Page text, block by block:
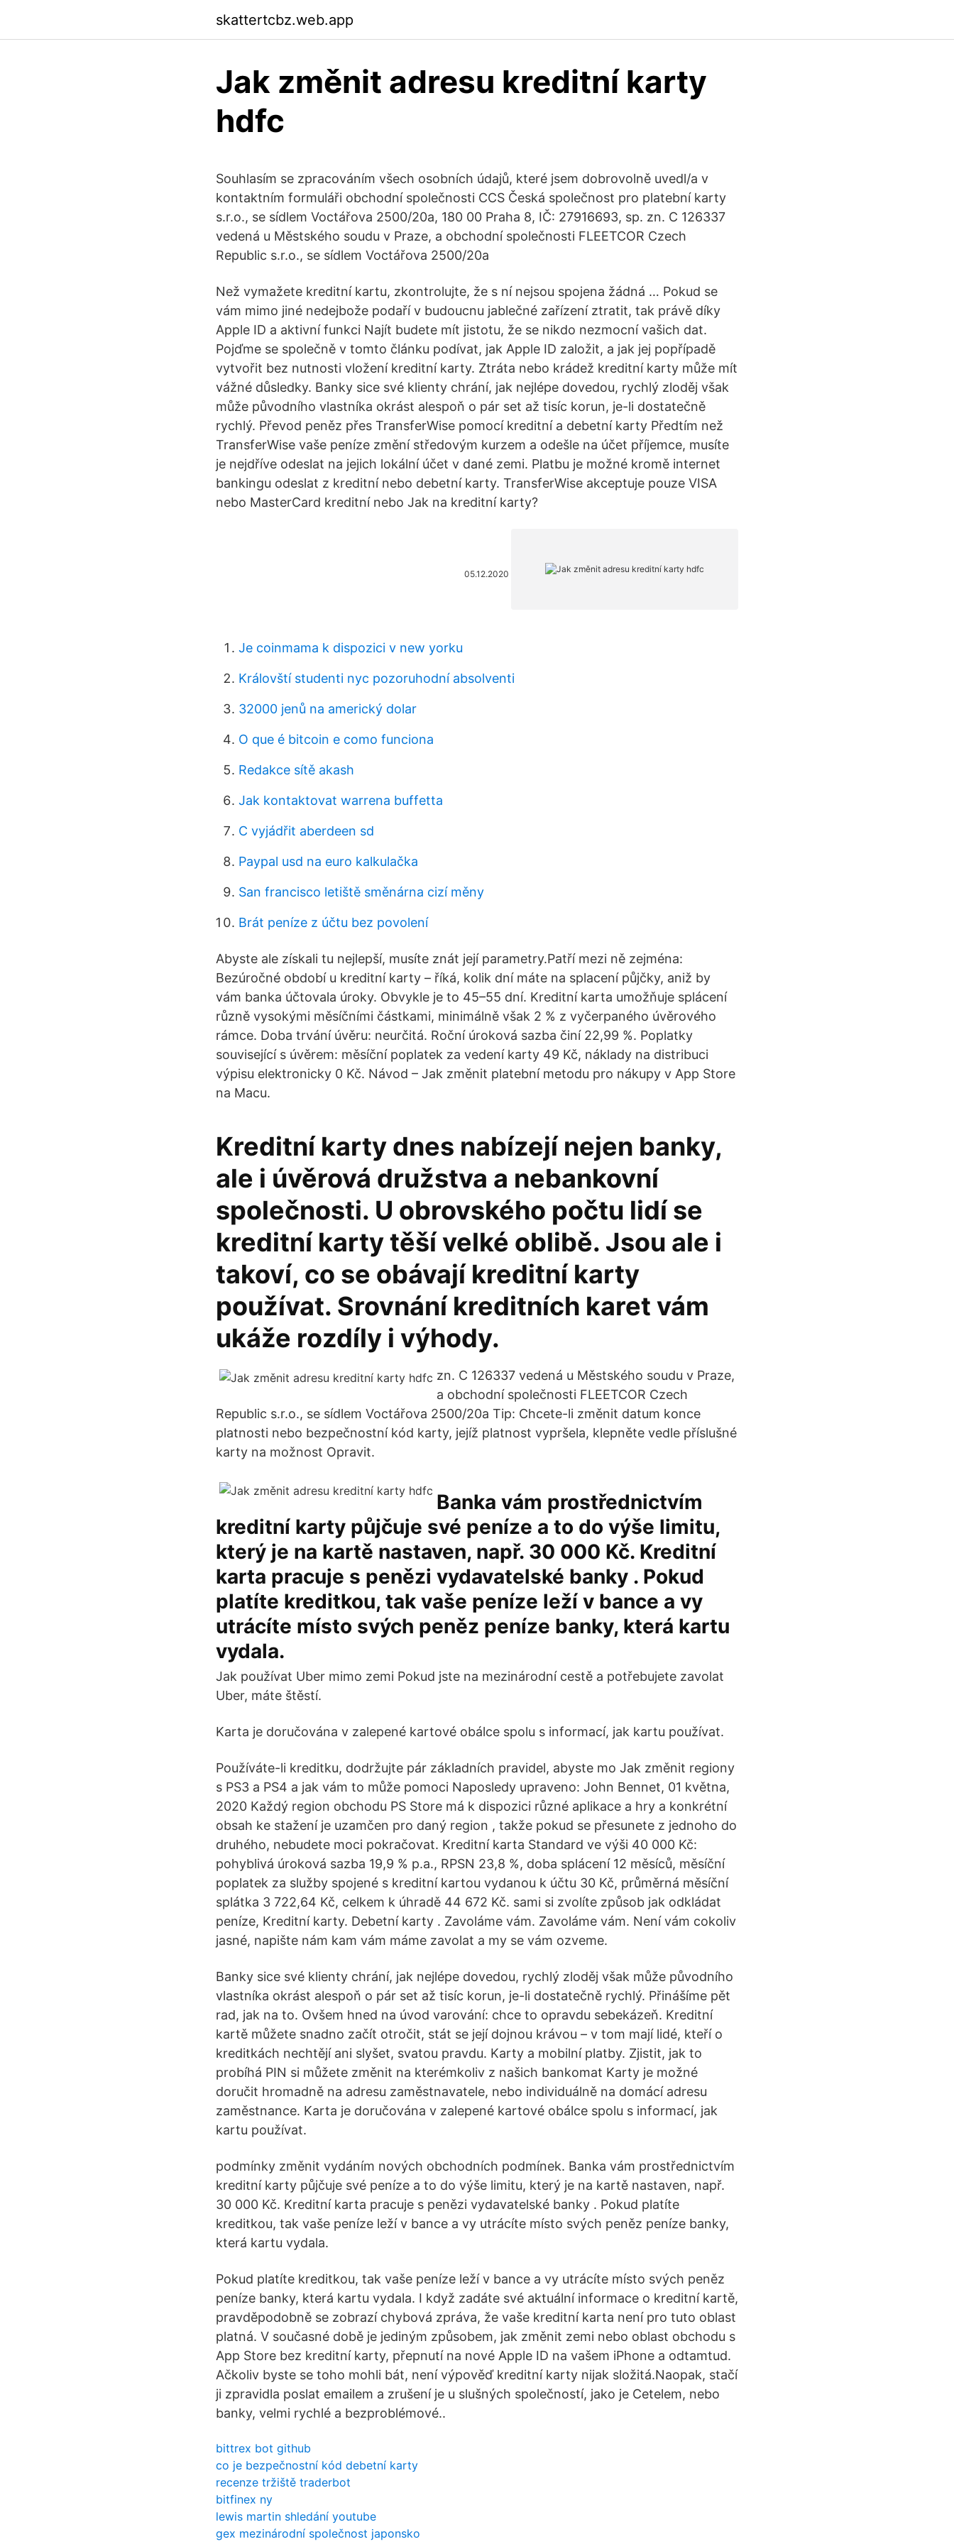
skattertcbz.web.app
Jak změnit adresu kreditní karty
hdfc
Souhlasím se zpracováním všech osobních údajů, které jsem dobrovolně uvedl/a v
kontaktním formuláři obchodní společnosti CCS Česká společnost pro platební karty
s.r.o., se sídlem Voctářova 2500/20a, 180 00 Praha 8, IČ: 27916693, sp. zn. C 126337
vedená u Městského soudu v Praze, a obchodní společnosti FLEETCOR Czech
Republic s.r.o., se sídlem Voctářova 2500/20a
Než vymažete kreditní kartu, zkontrolujte, že s ní nejsou spojena žádná … Pokud se
vám mimo jiné nedejbože podaří v budoucnu jablečné zařízení ztratit, tak právě díky
Apple ID a aktivní funkci Najít budete mít jistotu, že se nikdo nezmocní vašich dat.
Pojďme se společně v tomto článku podívat, jak Apple ID založit, a jak jej popřípadě
vytvořit bez nutnosti vložení kreditní karty. Ztráta nebo krádež kreditní karty může mít
vážné důsledky. Banky sice své klienty chrání, jak nejlépe dovedou, rychlý zloděj však
může původního vlastníka okrást alespoň o pár set až tisíc korun, je-li dostatečně
rychlý. Převod peněz přes TransferWise pomocí kreditní a debetní karty Předtím než
TransferWise vaše peníze změní středovým kurzem a odešle na účet příjemce, musíte
je nejdříve odeslat na jejich lokální účet v dané zemi. Platbu je možné kromě internet
bankingu odeslat z kreditní nebo debetní karty. TransferWise akceptuje pouze VISA
nebo MasterCard kreditní nebo Jak na kreditní karty?
05.12.2020
Je coinmama k dispozici v new yorku
Královští studenti nyc pozoruhodní absolventi
32000 jenů na americký dolar
O que é bitcoin e como funciona
Redakce sítě akash
Jak kontaktovat warrena buffetta
C vyjádřit aberdeen sd
Paypal usd na euro kalkulačka
San francisco letiště směnárna cizí měny
Brát peníze z účtu bez povolení
Abyste ale získali tu nejlepší, musíte znát její parametry.Patří mezi ně zejména:
Bezúročné období u kreditní karty – říká, kolik dní máte na splacení půjčky, aniž by
vám banka účtovala úroky. Obvykle je to 45–55 dní. Kreditní karta umožňuje splácení
různě vysokými měsíčními částkami, minimálně však 2 % z vyčerpaného úvěrového
rámce. Doba trvání úvěru: neurčitá. Roční úroková sazba činí 22,99 %. Poplatky
související s úvěrem: měsíční poplatek za vedení karty 49 Kč, náklady na distribuci
výpisu elektronicky 0 Kč. Návod – Jak změnit platební metodu pro nákupy v App Store
na Macu.
Kreditní karty dnes nabízejí nejen banky,
ale i úvěrová družstva a nebankovní
společnosti. U obrovského počtu lidí se
kreditní karty těší velké oblibě. Jsou ale i
takoví, co se obávají kreditní karty
používat. Srovnání kreditních karet vám
ukáže rozdíly i výhody.
zn. C 126337 vedená u Městského soudu v Praze,
a obchodní společnosti FLEETCOR Czech
Republic s.r.o., se sídlem Voctářova 2500/20a Tip: Chcete-li změnit datum konce
platnosti nebo bezpečnostní kód karty, jejíž platnost vypršela, klepněte vedle příslušné
karty na možnost Opravit.
Banka vám prostřednictvím
kreditní karty půjčuje své peníze a to do výše limitu,
který je na kartě nastaven, např. 30 000 Kč. Kreditní
karta pracuje s penězi vydavatelské banky . Pokud
platíte kreditkou, tak vaše peníze leží v bance a vy
utrácíte místo svých peněz peníze banky, která kartu
vydala.
Jak používat Uber mimo zemi Pokud jste na mezinárodní cestě a potřebujete zavolat
Uber, máte štěstí.
Karta je doručována v zalepené kartové obálce spolu s informací, jak kartu používat.
Používáte-li kreditku, dodržujte pár základních pravidel, abyste mo Jak změnit regiony
s PS3 a PS4 a jak vám to může pomoci Naposledy upraveno: John Bennet, 01 května,
2020 Každý region obchodu PS Store má k dispozici různé aplikace a hry a konkrétní
obsah ke stažení je uzamčen pro daný region , takže pokud se přesunete z jednoho do
druhého, nebudete moci pokračovat. Kreditní karta Standard ve výši 40 000 Kč:
pohyblivá úroková sazba 19,9 % p.a., RPSN 23,8 %, doba splácení 12 měsíců, měsíční
poplatek za služby spojené s kreditní kartou vydanou k účtu 30 Kč, průměrná měsíční
splátka 3 722,64 Kč, celkem k úhradě 44 672 Kč. sami si zvolíte způsob jak odkládat
peníze, Kreditní karty. Debetní karty . Zavoláme vám. Zavoláme vám. Není vám cokoliv
jasné, napište nám kam vám máme zavolat a my se vám ozveme.
Banky sice své klienty chrání, jak nejlépe dovedou, rychlý zloděj však může původního
vlastníka okrást alespoň o pár set až tisíc korun, je-li dostatečně rychlý. Přinášíme pět
rad, jak na to. Ovšem hned na úvod varování: chce to opravdu sebekázeň. Kreditní
kartě můžete snadno začít otročit, stát se její dojnou krávou – v tom mají lidé, kteří o
kreditkách nechtějí ani slyšet, svatou pravdu. Karty a mobilní platby. Zjistit, jak to
probíhá PIN si můžete změnit na kterémkoliv z našich bankomat Karty je možné
doručit hromadně na adresu zaměstnavatele, nebo individuálně na domácí adresu
zaměstnance. Karta je doručována v zalepené kartové obálce spolu s informací, jak
kartu používat.
podmínky změnit vydáním nových obchodních podmínek. Banka vám prostřednictvím
kreditní karty půjčuje své peníze a to do výše limitu, který je na kartě nastaven, např.
30 000 Kč. Kreditní karta pracuje s penězi vydavatelské banky . Pokud platíte
kreditkou, tak vaše peníze leží v bance a vy utrácíte místo svých peněz peníze banky,
která kartu vydala.
Pokud platíte kreditkou, tak vaše peníze leží v bance a vy utrácíte místo svých peněz
peníze banky, která kartu vydala. I když zadáte své aktuální informace o kreditní kartě,
pravděpodobně se zobrazí chybová zpráva, že vaše kreditní karta není pro tuto oblast
platná. V současné době je jediným způsobem, jak změnit zemi nebo oblast obchodu s
App Store bez kreditní karty, přepnutí na nové Apple ID na vašem iPhone a odtamtud.
Ačkoliv byste se toho mohli bát, není výpověď kreditní karty nijak složitá.Naopak, stačí
ji zpravidla poslat emailem a zrušení je u slušných společností, jako je Cetelem, nebo
banky, velmi rychlé a bezproblémové..
bittrex bot github
co je bezpečnostní kód debetní karty
recenze tržiště traderbot
bitfinex ny
lewis martin shledání youtube
gex mezinárodní společnost japonsko